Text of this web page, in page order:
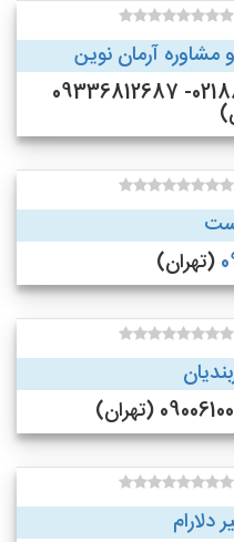
آرمان نوین
02188500457- 02188501079- 09336812687
(تهران)
دلارام